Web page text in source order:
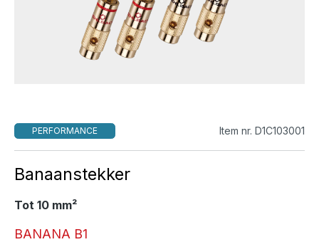
PERFORMANCE Item nr. D1C103001
Banaanstekker
Tot 10 mm²
BANANA B1